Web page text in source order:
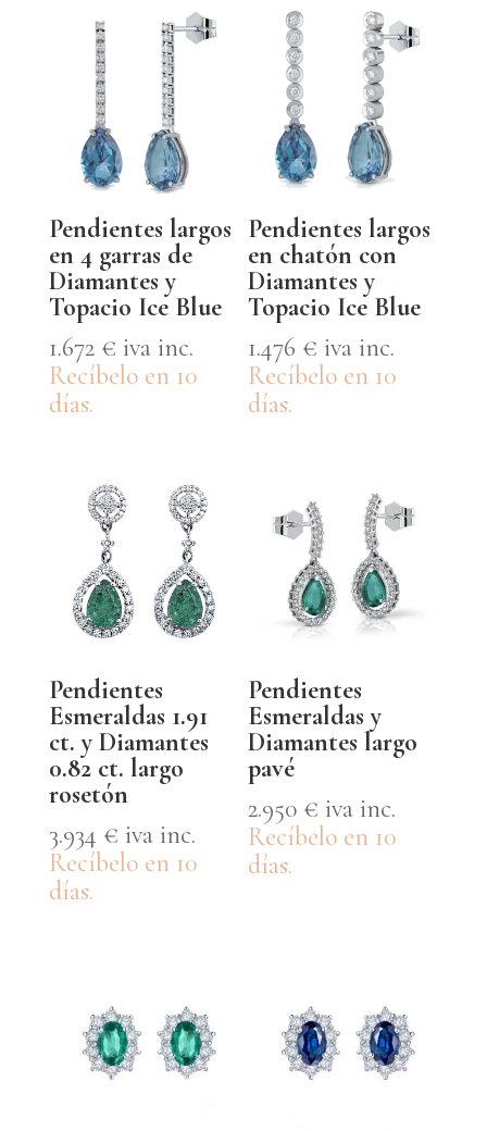
Pendientes largos
en 4 garras de
Diamantes y
Topacio Ice Blue
1.672 € iva inc.
Recíbelo en 10
días.
Pendientes largos
en chatón con
Diamantes y
Topacio Ice Blue
1.476 € iva inc.
Recíbelo en 10
días.
Pendientes
Esmeraldas 1.91
ct. y Diamantes
0.82 ct. largo
rosetón
3.934 € iva inc.
Recíbelo en 10
días.
Pendientes
Esmeraldas y
Diamantes largo
pavé
2.950 € iva inc.
Recíbelo en 10
días.